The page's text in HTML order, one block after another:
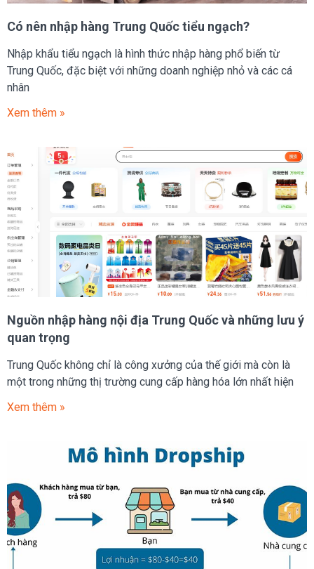
Có nên nhập hàng Trung Quốc tiểu ngạch?
Nhập khẩu tiểu ngạch là hình thức nhập hàng phổ biến từ
Trung Quốc, đặc biệt với những doanh nghiệp nhỏ và các cá
nhân
Xem thêm »
Nguồn nhập hàng nội địa Trung Quốc và những lưu ý
quan trọng
Trung Quốc không chỉ là công xưởng của thế giới mà còn là
một trong những thị trường cung cấp hàng hóa lớn nhất hiện
Xem thêm »